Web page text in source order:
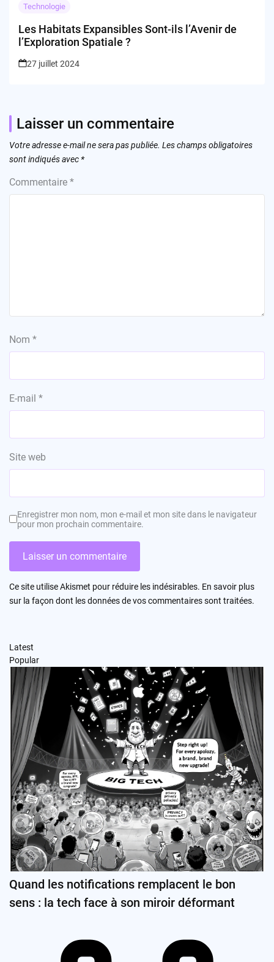
Technologie
Les Habitats Expansibles Sont-ils l’Avenir de
l’Exploration Spatiale ?
27 juillet 2024
Laisser un commentaire
Votre adresse e-mail ne sera pas publiée. Les champs obligatoires
sont indiqués avec *
Commentaire *
Nom *
E-mail *
Site web
Enregistrer mon nom, mon e-mail et mon site dans le navigateur
pour mon prochain commentaire.
Ce site utilise Akismet pour réduire les indésirables. En savoir plus
sur la façon dont les données de vos commentaires sont traitées.
Latest
Popular
Quand les notifications remplacent le bon
sens : la tech face à son miroir déformant